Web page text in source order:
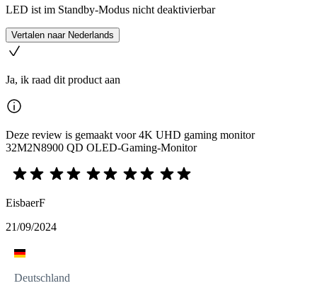
LED ist im Standby-Modus nicht deaktivierbar
Vertalen naar Nederlands
Ja, ik raad dit product aan
Deze review is gemaakt voor 4K UHD gaming monitor
32M2N8900 QD OLED-Gaming-Monitor
EisbaerF
21/09/2024
Deutschland